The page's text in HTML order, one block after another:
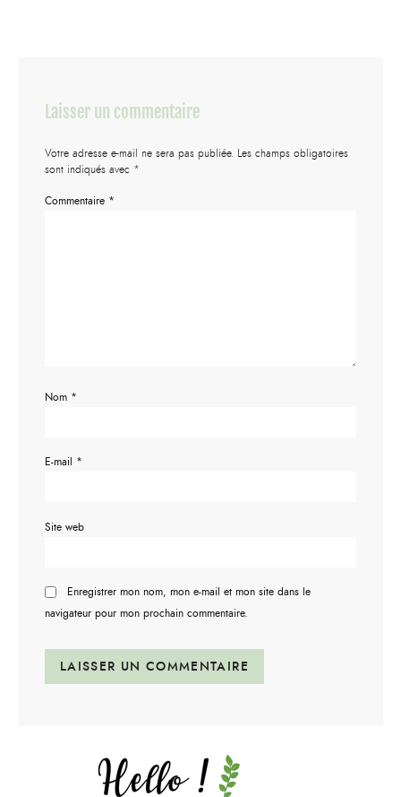
Laisser un commentaire
Votre adresse e-mail ne sera pas publiée. Les champs obligatoires
sont indiqués avec *
Commentaire *
Nom *
E-mail *
Site web
Enregistrer mon nom, mon e-mail et mon site dans le
navigateur pour mon prochain commentaire.